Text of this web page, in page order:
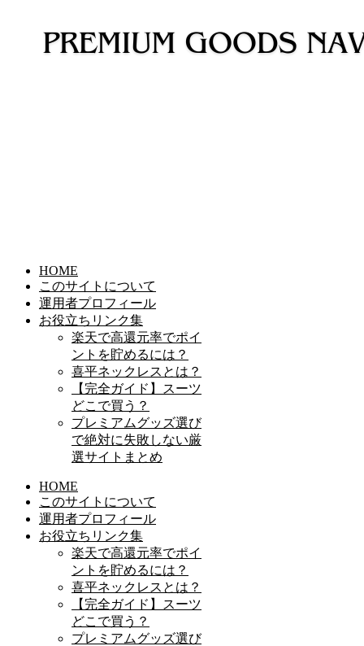
HOME
このサイトについて
運用者プロフィール
お役立ちリンク集
楽天で高還元率でポイ
ントを貯めるには？
喜平ネックレスとは？
【完全ガイド】スーツ
どこで買う？
プレミアムグッズ選び
で絶対に失敗しない厳
選サイトまとめ
HOME
このサイトについて
運用者プロフィール
お役立ちリンク集
楽天で高還元率でポイ
ントを貯めるには？
喜平ネックレスとは？
【完全ガイド】スーツ
どこで買う？
プレミアムグッズ選び